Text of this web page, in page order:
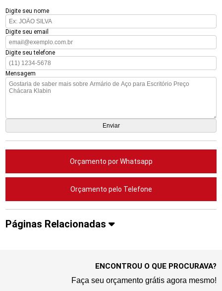
Digite seu nome
Digite seu email
Digite seu telefone
Mensagem
Orçamento por Whatsapp
Orçamento pelo Telefone
Páginas Relacionadas
ENCONTROU O QUE PROCURAVA?
Faça seu orçamento grátis agora mesmo!